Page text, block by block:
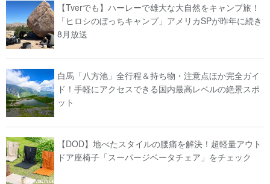
【Tverでも】ハーレーで雄大な大自然をキャンプ旅！
「ヒロシのぼっちキャンプ」アメリカSPが昨年に続き
8月放送
白馬「八方池」全行程＆持ち物・注意点ほか完全ガイ
ド！手軽にアクセスできる国内最高レベルの絶景スポ
ット
【DOD】地べたスタイルの腰痛を解決！超軽量アウト
ドア座椅子「スーパージベータチェア」をチェック